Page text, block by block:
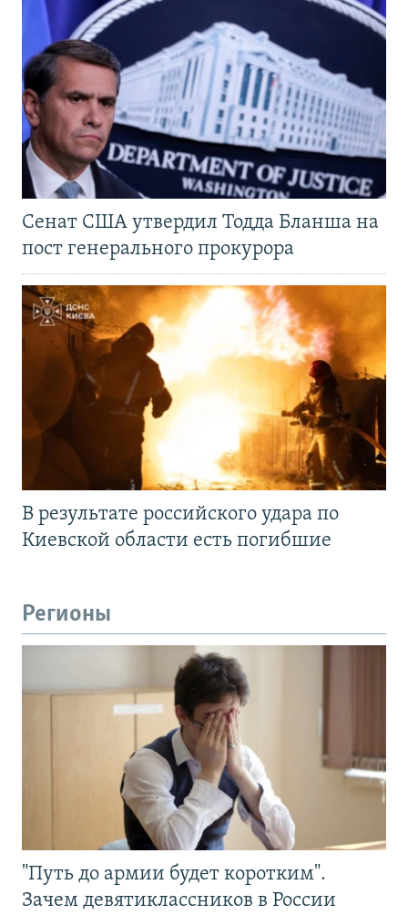
Сенат США утвердил Тодда Бланша на
пост генерального прокурора
В результате российского удара по
Киевской области есть погибшие
Регионы
"Путь до армии будет коротким".
Зачем девятиклассников в России